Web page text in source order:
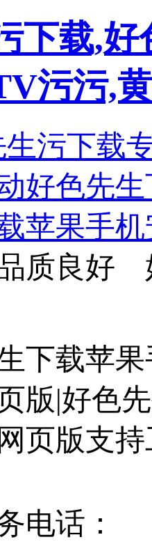
下载,
污污,
质良好
下载苹
版|好色
页版支
：